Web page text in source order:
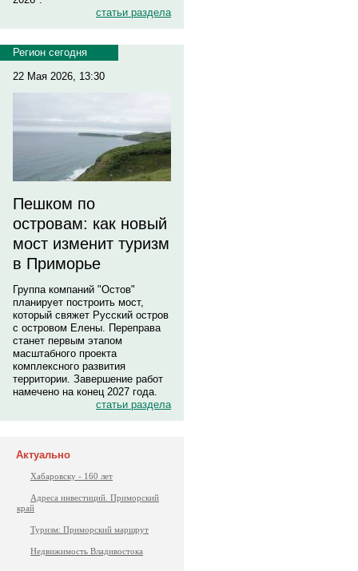
статьи раздела
Регион сегодня
22 Мая 2026, 13:30
Пешком по
островам: как новый
мост изменит туризм
в Приморье
Группа компаний "Остов"
планирует построить мост,
который свяжет Русский остров
с островом Елены. Переправа
станет первым этапом
масштабного проекта
комплексного развития
территории. Завершение работ
намечено на конец 2027 года.
статьи раздела
Актуально
Хабаровску - 160 лет
Адреса инвестиций. Приморский
край
Туризм: Приморский маршрут
Недвижимость Владивостока